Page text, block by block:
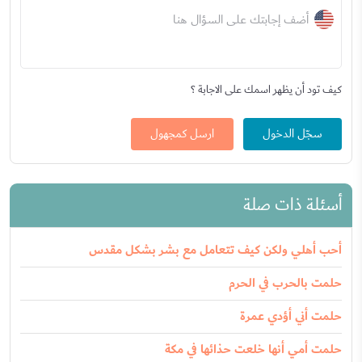
أضف إجابتك على السؤال هنا
كيف تود أن يظهر اسمك على الاجابة ؟
سجّل الدخول ارسل كمجهول
أسئلة ذات صلة
أحب أهلي ولكن كيف تتعامل مع بشر بشكل مقدس
حلمت بالحرب في الحرم
حلمت أني أؤدي عمرة
حلمت أمي أنها خلعت حذائها في مكة